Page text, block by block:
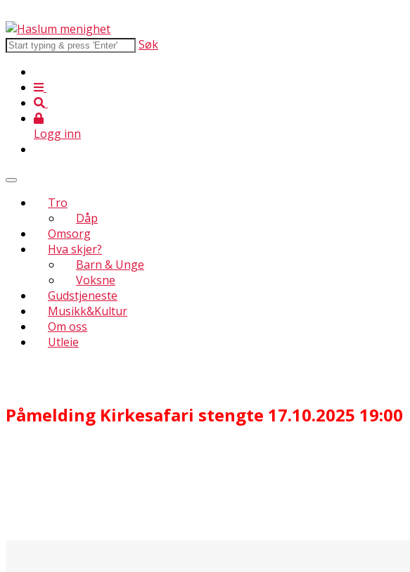
Søk
Logg inn
Tro
Dåp
Omsorg
Hva skjer?
Barn & Unge
Voksne
Gudstjeneste
Musikk&Kultur
Om oss
Utleie
Påmelding Kirkesafari stengte 17.10.2025 19:00